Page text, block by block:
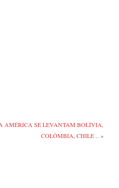
AMÉRICA SE LEVANTAM BOLÍVIA,
COLÔMBIA, CHILE .. »